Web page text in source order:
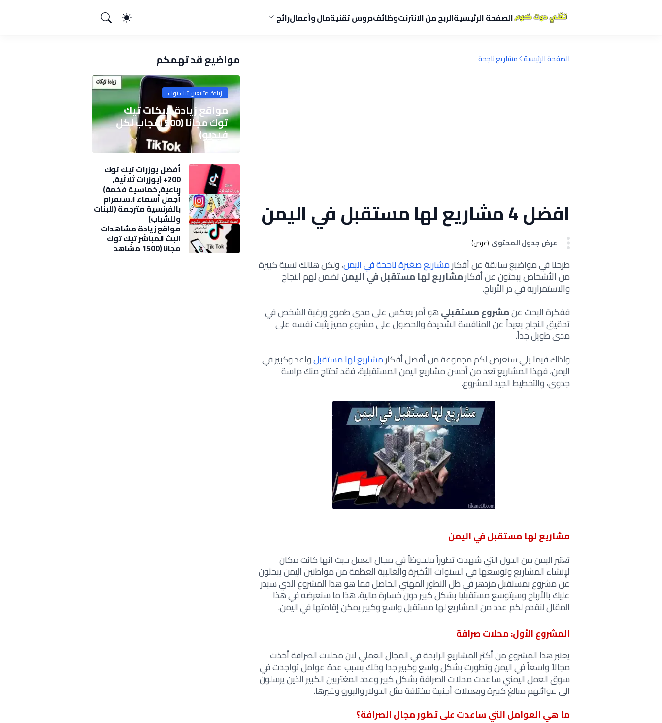
الصفحة الرئيسيةالربح من الانترنتوظائفدروس تقنيةمال وأعمالرائج
الصفحة الرئيسية مشاريع ناجحة
افضل 4 مشاريع لها مستقبل في اليمن
عرض جدول المحتوى (عرض)
طرحنا في مواضيع سابقة عن أفكارمشاريع صغيرة ناجحة في اليمن، ولكن هنالك نسبة كبيرة
من الأشخاص يبحثون عن أفكارمشاريع لها مستقبل في اليمنتضمن لهم النجاح
والاستمرارية في در الأرباح.
ففكرة البحث عنمشروع مستقبليهو أمر يعكس على مدى طموح ورغبة الشخص في
تحقيق النجاح بعيداً عن المنافسة الشديدة والحصول على مشروع مميز يثبت نفسه على
مدى طويل جداً.
ولذلك فيما يلي سنعرض لكم مجموعة من أفضل أفكارمشاريع لها مستقبلواعد وكبير في
اليمن، فهذا المشاريع تعد من أحسن مشاريع اليمن المستقبلية، فقد تحتاج منك دراسة
جدوى، والتخطيط الجيد للمشروع.
مشاريع لها مستقبل في اليمن
تعتبر اليمن من الدول التي شهدت تطوراً ملحوظاً في مجال العمل حيث انها كانت مكان
لإنشاء المشاريع وتوسعها في السنوات الأخيرة والغالبية العظمة من مواطنين اليمن يبحثون
عن مشروع بمستقبل مزدهر في ظل التطور المهني الحاصل فما هو هذا المشروع الذي سيدر
عليك بالأرباح وسيتوسع مستقبليا بشكل كبير دون خسارة مالية، هذا ما سنعرضه في هذا
المقال لنقدم لكم عدد من المشاريع لها مستقبل واسع وكبير يمكن إقامتها في اليمن.
المشروع الأول: محلات صرافة
يعتبر هذا المشروع من أكثر المشاريع الرابحة في المجال العملي لان محلات الصرافة أخذت
مجالاً واسعاً في اليمن وتطورت بشكل واسع وكبير جدا وذلك بسبب عدة عوامل تواجدت في
سوق العمل اليمني ساعدت محلات الصرافة بشكل كبير وعدد المغتربين الكبير الذين يرسلون
الى عوائلهم مبالغ كبيرة وبعملات أجنبية مختلفة مثل الدولار واليورو وغيرها.
ما هي العوامل التي ساعدت على تطور مجال الصرافة؟
مواضيع قد تهمكم
زيادة متابعين تيك توك
مواقع زيادة لايكات تيك
توك مجانا (500 اعجاب لكل
فيديو)
أفضل يوزرات تيك توك
200+ (يوزرات ثلاثية,
رباعية, خماسية فخمة)
2025
أجمل أسماء انستقرام
بالفرنسية مترجمة (للبنات
وللشباب)
مواقع زيادة مشاهدات
البث المباشر تيك توك
مجانا (1500 مشاهد